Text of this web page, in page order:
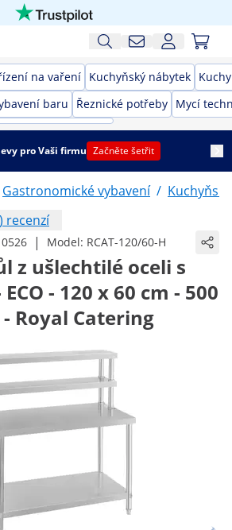
na vaření Kuchyňský nábytek
baru Řeznické potřeby Mycí
pro Vaši firmu Začněte šetřit
Gastronomické vybavení /
recenzí
| Model: RCAT-120/60-H
z ušlechtilé oceli s
- 120 x 60 cm - 500
Royal Catering